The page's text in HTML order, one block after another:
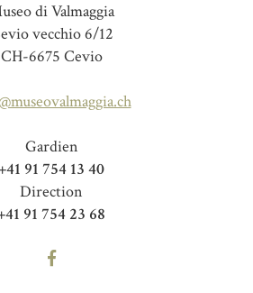
di Valmaggia
vecchio 6/12
CH-6675 Cevio
Gardien
91 754 13 40
Direction
91 754 23 68